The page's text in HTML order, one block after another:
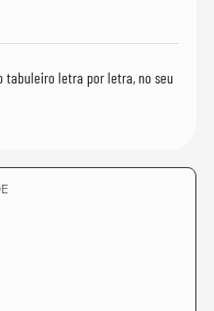
tabuleiro letra por letra, no seu